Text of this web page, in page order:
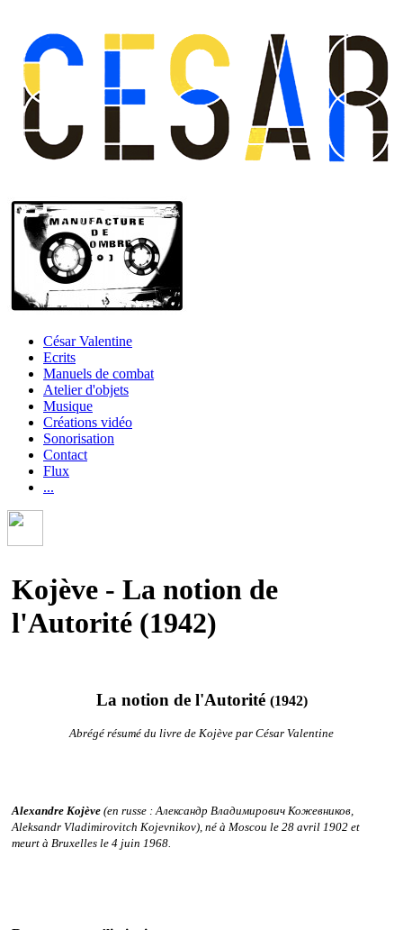
César Valentine
Ecrits
Manuels de combat
Atelier d'objets
Musique
Créations vidéo
Sonorisation
Contact
Flux
...
Kojève - La notion de
l'Autorité (1942)
La notion de l'Autorité (1942)
Abrégé résumé du livre de Kojève par César Valentine
Alexandre Kojève (en russe : Александр Владимирович Кожевников,
Aleksandr Vladimirovitch Kojevnikov), né à Moscou le 28 avril 1902 et
meurt à Bruxelles le 4 juin 1968.